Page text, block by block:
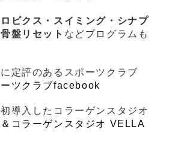
ビクス・スイミング・シナプ
盤リセット などプログラムも
定評のあるスポーツクラブ
ツクラブfacebook
導入したコラーゲンスタジオ
コラーゲンスタジオ VELLA